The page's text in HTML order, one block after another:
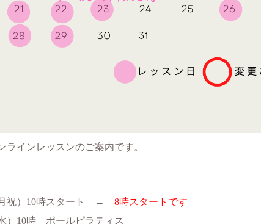
ラインレッスンのご案内です。
祝）10時スタート → 8時スタートです
）10時 ポールピラティス